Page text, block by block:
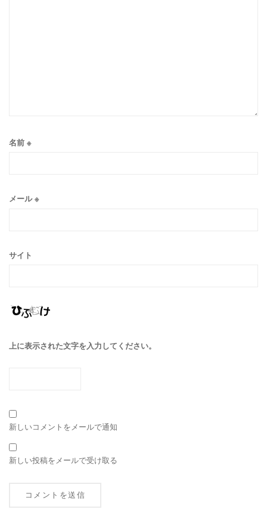
名前 ※
メール※
サイト
上に表示された文字を入力してください。
新しいコメントをメールで通知
新しい投稿をメールで受け取る